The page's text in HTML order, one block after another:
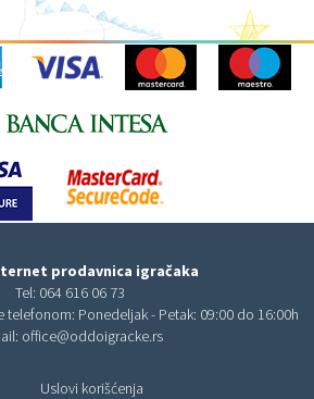
prodavnica igračaka
Tel: 064 616 06 73
telefonom: Ponedeljak - Petak: 09:00 do 16:00h
office@oddoigracke.rs
Uslovi korišćenja